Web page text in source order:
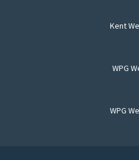
Kent
WPG
WPG